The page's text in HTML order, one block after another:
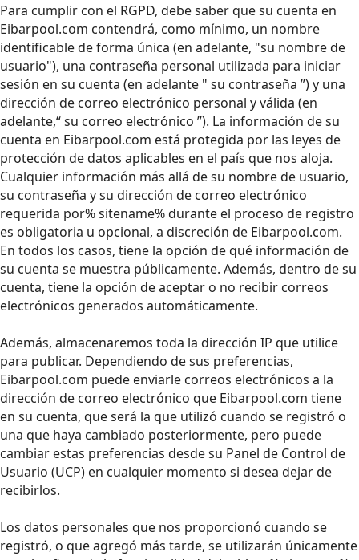
Para cumplir con el RGPD, debe saber que su cuenta en
Eibarpool.com contendrá, como mínimo, un nombre
identificable de forma única (en adelante, "su nombre de
usuario"), una contraseña personal utilizada para iniciar
sesión en su cuenta (en adelante " su contraseña ”) y una
dirección de correo electrónico personal y válida (en
adelante,“ su correo electrónico ”). La información de su
cuenta en Eibarpool.com está protegida por las leyes de
protección de datos aplicables en el país que nos aloja.
Cualquier información más allá de su nombre de usuario,
su contraseña y su dirección de correo electrónico
requerida por% sitename% durante el proceso de registro
es obligatoria u opcional, a discreción de Eibarpool.com.
En todos los casos, tiene la opción de qué información de
su cuenta se muestra públicamente. Además, dentro de su
cuenta, tiene la opción de aceptar o no recibir correos
electrónicos generados automáticamente.
Además, almacenaremos toda la dirección IP que utilice
para publicar. Dependiendo de sus preferencias,
Eibarpool.com puede enviarle correos electrónicos a la
dirección de correo electrónico que Eibarpool.com tiene
en su cuenta, que será la que utilizó cuando se registró o
una que haya cambiado posteriormente, pero puede
cambiar estas preferencias desde su Panel de Control de
Usuario (UCP) en cualquier momento si desea dejar de
recibirlos.
Los datos personales que nos proporcionó cuando se
registró, o que agregó más tarde, se utilizarán únicamente